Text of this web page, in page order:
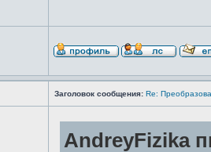
Заголовок сообщения: Re:
AndreyFizika